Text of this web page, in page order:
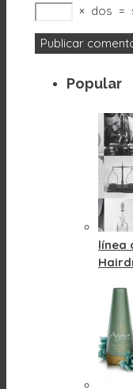
× dos =
Popular
línea